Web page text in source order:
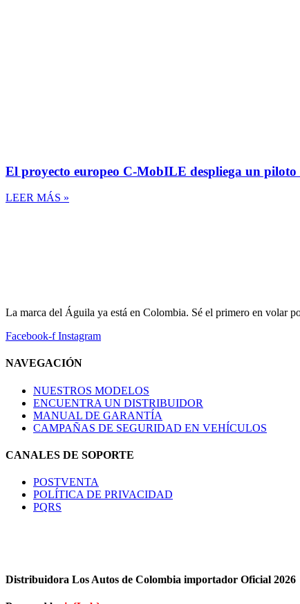
El proyecto europeo C-MobILE despliega un
LEER MÁS »
La marca del Águila ya está en Colombia. Sé el primero en volar
Facebook-f Instagram
NAVEGACIÓN
NUESTROS MODELOS
ENCUENTRA UN DISTRIBUIDOR
MANUAL DE GARANTÍA
CAMPAÑAS DE SEGURIDAD EN VEHÍCULOS
CANALES DE SOPORTE
POSTVENTA
POLÍTICA DE PRIVACIDAD
PQRS
Distribuidora Los Autos de Colombia importador Oficial 2026